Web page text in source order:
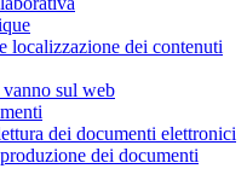
localizzazione dei contenuti
sul web
dei documenti elettronici
dei documenti